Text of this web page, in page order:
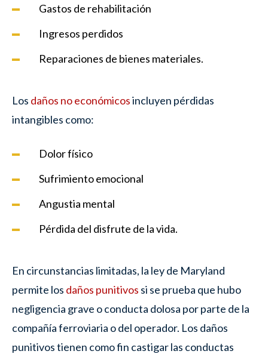
Gastos de rehabilitación
Ingresos perdidos
Reparaciones de bienes materiales.
Los daños no económicosincluyen pérdidas
intangibles como:
Dolor físico
Sufrimiento emocional
Angustia mental
Pérdida del disfrute de la vida.
En circunstancias limitadas, la ley de Maryland
permite los daños punitivos si se prueba que hubo
negligencia grave o conducta dolosa por parte de la
compañía ferroviaria o del operador. Los daños
punitivos tienen como fin castigar las conductas